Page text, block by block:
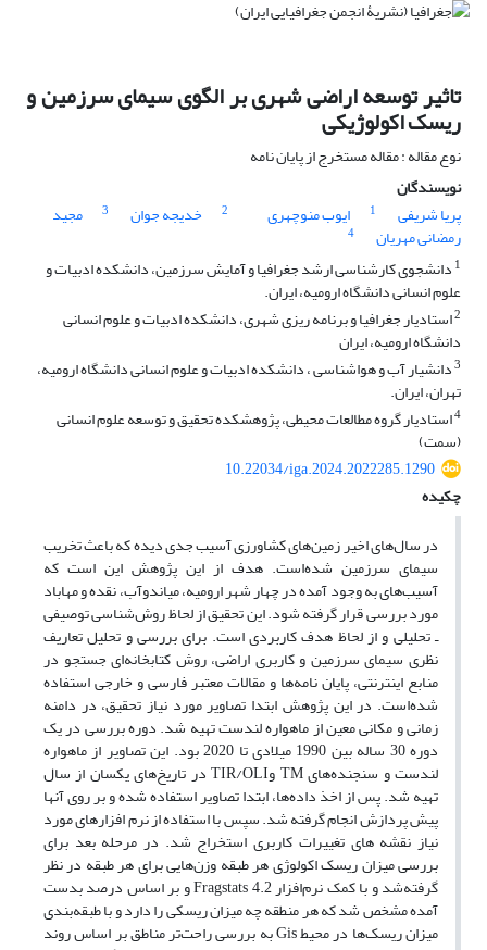
تاثیر توسعه اراضی شهری بر الگوی سیمای سرزمین و
ریسک اکولوژیکی
نوع مقاله : مقاله مستخرج از پایان نامه
نویسندگان
پریا شریفی
1 ایوب منوچهری 2 خدیجه جوان 3 مجید
رمضانی مهریان
4
1 دانشجوی کارشناسی ارشد جغرافیا و آمایش سرزمین، دانشکده ادبیات و
علوم انسانی دانشگاه ارومیه، ایران.
2استادیار جغرافیا و برنامه ریزی شهری، دانشکده ادبیات و علوم انسانی
دانشگاه ارومیه، ایران
3دانشیار آب و هواشناسی ، دانشکده ادبیات و علوم انسانی دانشگاه ارومیه،
تهران، ایران.
4استادیار گروه مطالعات محیطی، پژوهشکده تحقیق و توسعه علوم انسانی
(سمت)
10.22034/iga.2024.2022285.1290
چکیده
در سال‌های اخیر زمین‌های کشاورزی آسیب جدی دیده که باعث تخریب
سیمای سرزمین شده‌است. هدف از این پژوهش این است که
آسیب‌های به وجود آمده در چهار شهر ارومیه، میاندوآب، نقده و مهاباد
مورد بررسی قرار گرفته شود. این تحقیق از لحاظ روش‌‌شناسی توصیفی
ـ تحلیلی و از لحاظ هدف کاربردی است. برای بررسی و تحلیل تعاریف
نظری سیمای سرزمین و کاربری اراضی، روش کتابخانه‌‌‌‌ای جستجو در
منابع اینترنتی، پایان نامه‌ها و مقالات معتبر فارسی و خارجی استفاده
شده‌است. در این پژوهش ابتدا تصاویر مورد نیاز تحقیق، در دامنه
زمانی و مکانی معین از ماهواره لندست تهیه شد. دوره بررسی در یک
دوره 30 ساله بین 1990 میلادی تا 2020 بود. این تصاویر از ماهواره
لندست و سنجنده‌های TM وTIR/OLI در تاریخ‌های یکسان از سال
تهیه شد. پس از اخذ داده‌ها، ابتدا تصاویر استفاده شده و بر روی آنها
پیش پردازش انجام گرفته شد. سپس با استفاده از نرم افزارهای مورد
نیاز نقشه های تغییرات کاربری استخراج شد. در مرحله بعد برای
بررسی میزان ریسک اکولوژی هر طبقه وزن‌هایی برای هر طبقه در نظر
گرفته‌شد و با کمک نرم‌افزار ‌Fragstats 4.2 و بر اساس درصد بدست
آمده مشخص شد که هر منطقه چه میزان ریسکی را دارد و با طبقه‌بندی
میزان ریسک‌ها در محیط Gis به بررسی راحت‌تر مناطق بر اساس روند